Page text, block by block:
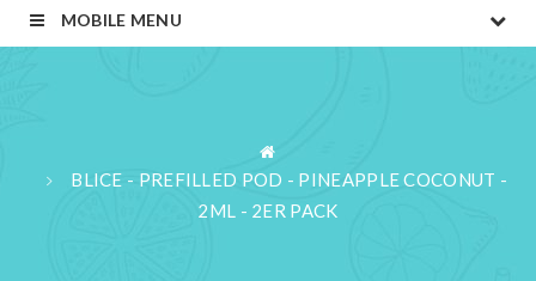
MOBILE MENU
BLICE - PREFILLED POD - PINEAPPLE COCONUT -
2ML - 2ER PACK